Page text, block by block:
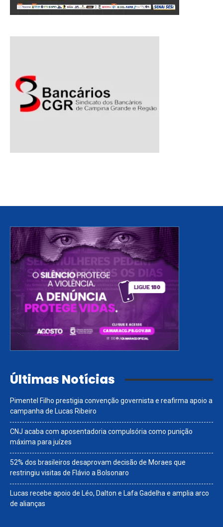
Últimas Notícias
Pimentel Filho prestigia convenção governista e reafirma apoio a
campanha de Lucas Ribeiro
CNJ acaba com aposentadoria compulsória como punição
máxima para juízes
52% dos brasileiros desaprovam decisão de Moraes que
restringiu visitas de Flávio a Bolsonaro
Lucas recebe apoio de Léo, Dalton e Lafa Gadelha e amplia arco
de alianças